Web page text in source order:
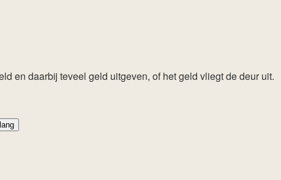
en daarbij teveel geld uitgeven, of het geld vliegt de deur uit.